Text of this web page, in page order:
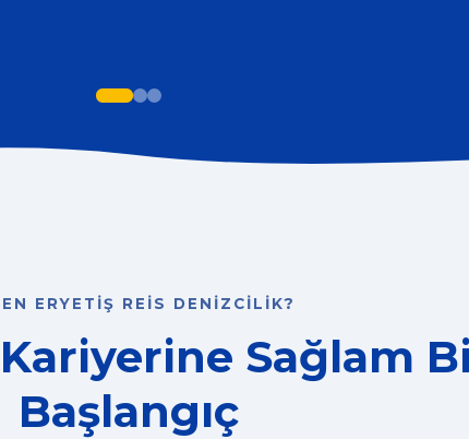
ERYETIŞ REIS DENIZCILIK?
Sağlam
Başlangıç